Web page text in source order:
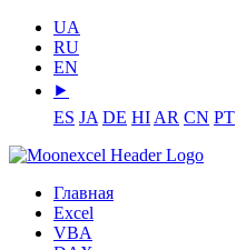
UA
RU
EN
⯈
ES JA DE HI AR CN PT
Главная
Excel
VBA